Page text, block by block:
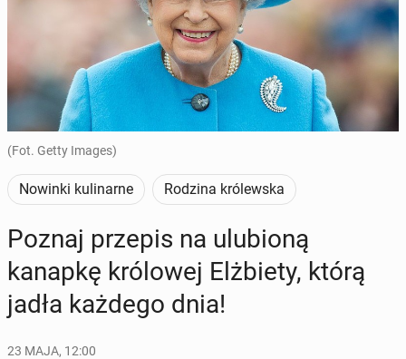
(Fot. Getty Images)
Nowinki kulinarne Rodzina królewska
Poznaj przepis na ulu­bio­ną
kanapkę kró­lo­wej Elż­bie­ty, którą
jadła każdego dnia!
23 MAJA, 12:00